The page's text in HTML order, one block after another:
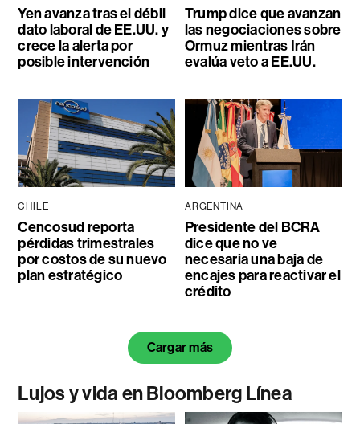
Yen avanza tras el débil
dato laboral de EE.UU. y
crece la alerta por
posible intervención
Trump dice que avanzan
las negociaciones sobre
Ormuz mientras Irán
evalúa veto a EE.UU.
CHILE
Cencosud reporta
pérdidas trimestrales
por costos de su nuevo
plan estratégico
ARGENTINA
Presidente del BCRA
dice que no ve
necesaria una baja de
encajes para reactivar el
crédito
Cargar más
Lujos y vida en Bloomberg Línea